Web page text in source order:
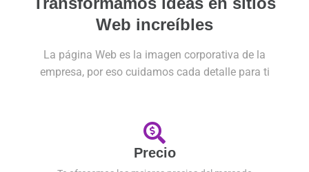
Web increíbles
La página Web es la imagen corporativa de la
empresa, por eso cuidamos cada detalle para ti
Precio